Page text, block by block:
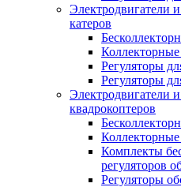
Электродвигатели
катеров
Коллекторные
Регуляторы
Регуляторы
Электродвигатели
квадрокоптеров
Коллекторные
Комплекты
регуляторов
Регуляторы